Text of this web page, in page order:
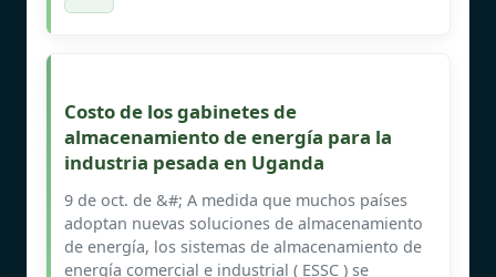
Costo de los gabinetes de
almacenamiento de energía para la
industria pesada en Uganda
9 de oct. de &#; A medida que muchos países
adoptan nuevas soluciones de almacenamiento
de energía, los sistemas de almacenamiento de
energía comercial e industrial ( ESSC ) se